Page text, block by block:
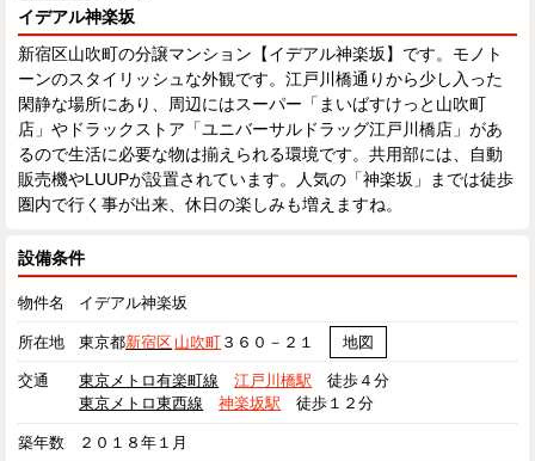
イデアル神楽坂
新宿区山吹町の分譲マンション【イデアル神楽坂】です。モノト
ーンのスタイリッシュな外観です。江戸川橋通りから少し入った
閑静な場所にあり、周辺にはスーパー「まいばすけっと山吹町
店」やドラックストア「ユニバーサルドラッグ江戸川橋店」があ
るので生活に必要な物は揃えられる環境です。共用部には、自動
販売機やLUUPが設置されています。人気の「神楽坂」までは徒歩
圏内で行く事が出来、休日の楽しみも増えますね。
設備条件
物件名 イデアル神楽坂
所在地 東京都新宿区 山吹町 ３６０－２１ 地図
交通 東京メトロ有楽町線 江戸川橋駅 徒歩４分
東京メトロ東西線
神楽坂駅 徒歩１２分
築年数 ２０１８年１月